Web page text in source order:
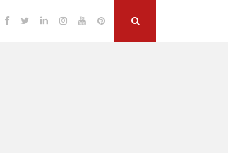
Facebook
TwitterLinkedinInstagram
YouTubePinterest